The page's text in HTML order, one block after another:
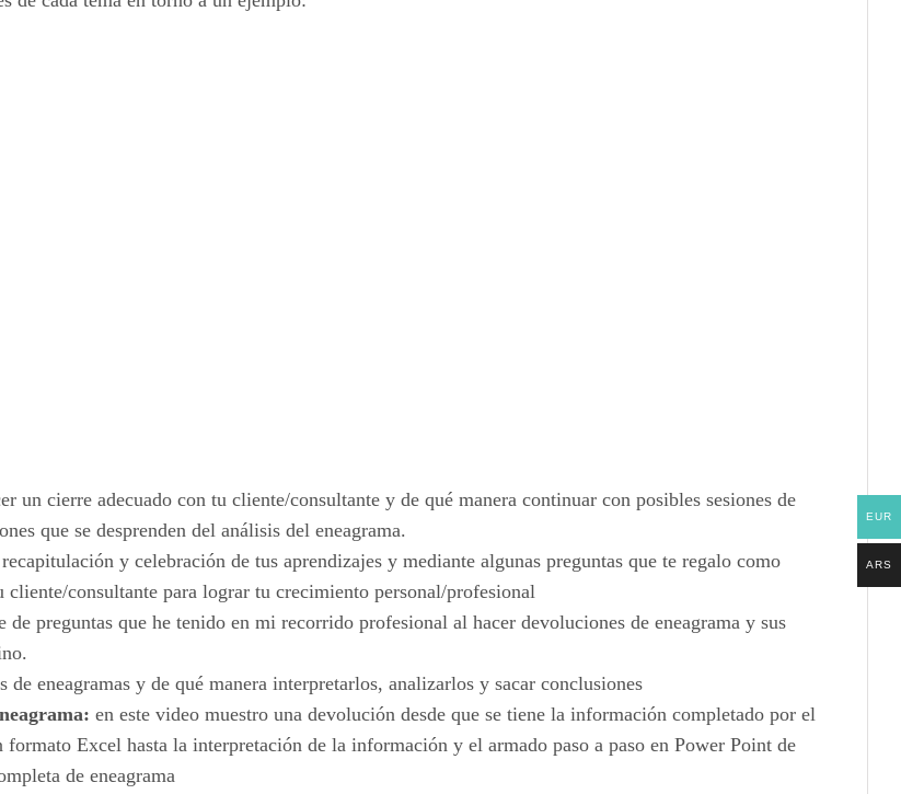
un cierre adecuado con tu cliente/consultante y de qué manera continuar con posibles sesiones de
que se desprenden del análisis del eneagrama.
y celebración de tus aprendizajes y mediante algunas preguntas que te regalo como
consultante para lograr tu crecimiento personal/profesional
de preguntas que he tenido en mi recorrido profesional al hacer devoluciones de eneagrama y sus
eneagramas y de qué manera interpretarlos, analizarlos y sacar conclusiones
en este video muestro una devolución desde que se tiene la información completado por el
Excel hasta la interpretación de la información y el armado paso a paso en Power Point de
de eneagrama
EUR
ARS